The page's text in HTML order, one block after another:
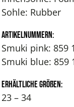
Sohle: Rubber
Artikelnummern:
Smuki pink: 859
Smuki blue: 859
Erhältliche Größen:
23 – 34